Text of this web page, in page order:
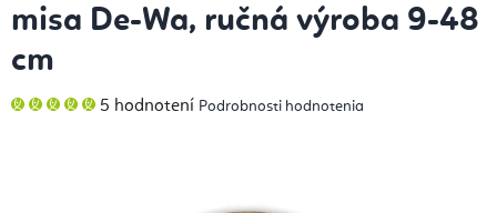
misa De-Wa, ručná výroba 9-48
cm
Priemerné
hodnotenie
5 hodnotení Podrobnosti hodnotenia